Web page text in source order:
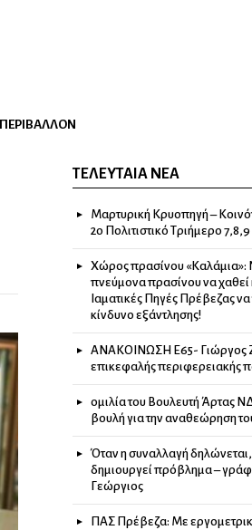
ΠΕΡΙΒΆΛΛΟΝ
ΤΕΛΕΥΤΑΊΑ ΝΈΑ
Μαρτυρική Κρυοπηγή –
2ο Πολιτιστικό Τριήμερο
Χώρος πρασίνου «Καλάμια»:
πνεύμονα πρασίνου να χαθεί
Ιαματικές Πηγές Πρέβεζας
κίνδυνο εξάντλησης!
ΑΝΑΚΟΙΝΩΣΗ Ε65- Γιώργος
επικεφαλής περιφερειακής
ομιλία του Βουλευτή Άρτας
βουλή για την αναθεώρηση
Όταν η συναλλαγή
δημιουργεί πρόβλημα –
Γεώργιος
ΠΑΣ Πρέβεζα: Με